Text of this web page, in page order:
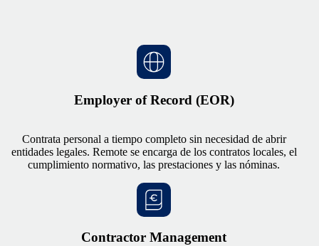
Employer of Record (EOR)
Contrata personal a tiempo completo sin necesidad de abrir
entidades legales. Remote se encarga de los contratos locales, el
cumplimiento normativo, las prestaciones y las nóminas.
Contractor Management